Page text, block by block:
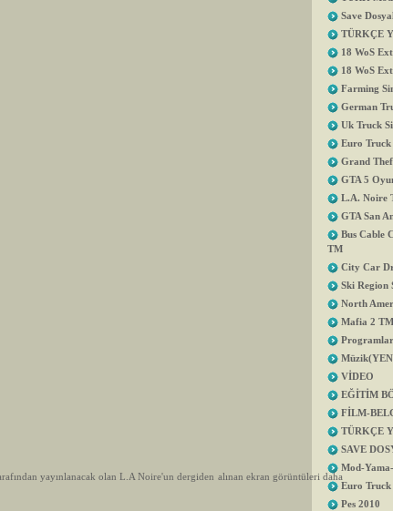
Save
TÜRKÇE
18 WoS
18 WoS
Farming
German
Uk Truck
Euro
Grand
GTA 5
L.A. Noire
GTA San
Bus Cable
TM
City Car
Ski Region
North
Mafia 2 TM
Programlar
VİDEO
EĞİTİM
FİLM-
TÜRKÇE
SAVE
Mod-
Euro
Pes 2010
yayınlanacak olan L.A Noire'un dergiden alınan ekran görüntüleri daha